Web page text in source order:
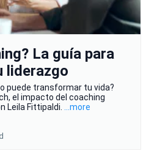
La guía para
liderazgo
puede transformar tu vida?
el impacto del coaching
Leila Fittipaldi. ...more